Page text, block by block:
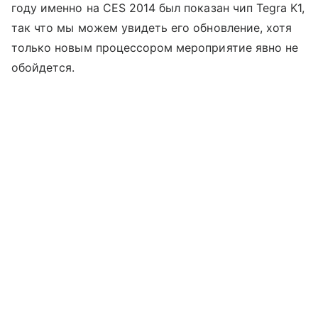
году именно на CES 2014 был показан чип Tegra K1,
так что мы можем увидеть его обновление, хотя
только новым процессором мероприятие явно не
обойдется.